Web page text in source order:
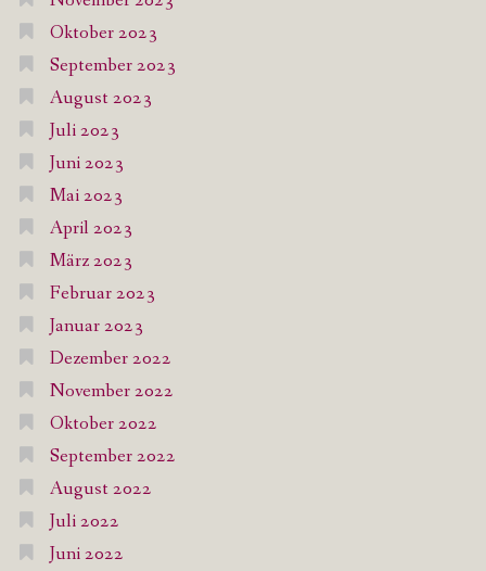
Oktober 2023
September 2023
August 2023
Juli 2023
Juni 2023
Mai 2023
April 2023
März 2023
Februar 2023
Januar 2023
Dezember 2022
November 2022
Oktober 2022
September 2022
August 2022
Juli 2022
Juni 2022